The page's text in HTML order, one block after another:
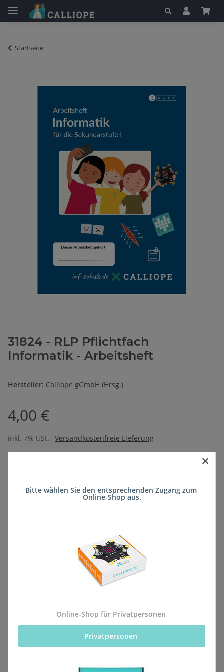
Startseite
31824 - RLP Pflichtfach
Informatik - Arbeitsheft
Hersteller: Calliope gGmbH (Hrsg.)
4,00 €
inkl. 7% USt. , Versandkostenfreie Lieferung
Lieferzeit:ca. 5 Wochen(DE - kein
Beschreibung
Alle Bestellungen für dieses Produkt werden direkt an
die Schule (Berggarten-Schule FSP Lernen
×
Bitte wählen Sie den entsprechenden Zugang zum
Online-Shop aus.
Online-Shop für Privatpersonen
Privatpersonen